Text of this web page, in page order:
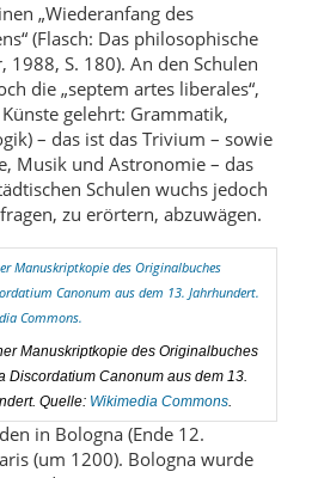
„Wiederanfang des
(Flasch: Das philosophische
S. 180). An den Schulen
die „septem artes liberales“,
gelehrt: Grammatik,
– das ist das Trivium – sowie
Musik und Astronomie – das
Schulen wuchs jedoch
zu erörtern, abzuwägen.
Manuskriptkopie des Originalbuches
Discordatium Canonum aus dem 13.
Quelle: Wikimedia Commons.
in Bologna (Ende 12.
(um 1200). Bologna wurde